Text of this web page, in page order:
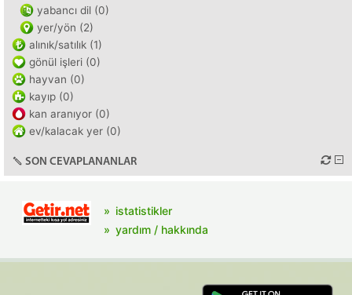
yabancı dil (0)
yer/yön (2)
alınık/satılık (1)
gönül işleri (0)
hayvan (0)
kayıp (0)
kan aranıyor (0)
ev/kalacak yer (0)
SON CEVAPLANANLAR
istatistikler
yardım / hakkında